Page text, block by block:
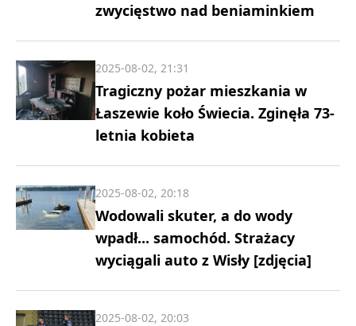
zwycięstwo nad beniaminkiem
Tragiczny pożar mieszkania w
Łaszewie koło Świecia. Zginęła 73-
letnia kobieta
2025-08-02, 21:31
Wodowali skuter, a do wody
wpadł... samochód. Strażacy
wyciągali auto z Wisły [zdjęcia]
2025-08-02, 20:18
2025-08-02, 20:03